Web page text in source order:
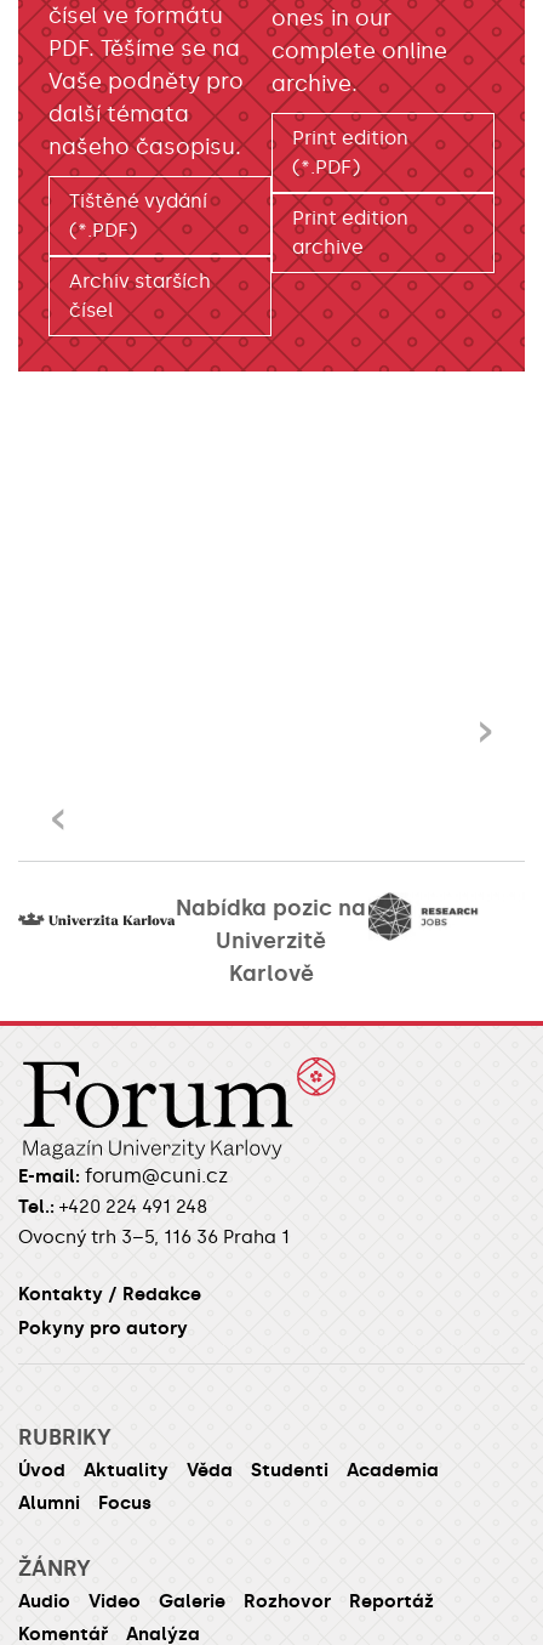
čísel ve formátu
PDF. Těšíme se na
Vaše podněty pro
další témata
našeho časopisu.
Tištěné vydání
(*.PDF)
Archiv starších
čísel
ones in our
complete online
archive.
Print edition
(*.PDF)
Print edition
archive
›
‹
Nabídka pozic na
Univerzitě
Karlově
E-mail: forum@cuni.cz
Tel.: +420 224 491 248
Ovocný trh 3–5, 116 36 Praha 1
Kontakty / Redakce
Pokyny pro autory
RUBRIKY
Úvod Aktuality Věda Studenti
Academia
Alumni
Focus
ŽÁNRY
Audio Video Galerie Rozhovor
Reportáž
Komentář
Analýza